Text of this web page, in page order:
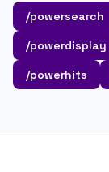
/powersearch
/powerdisplay
/powerhits